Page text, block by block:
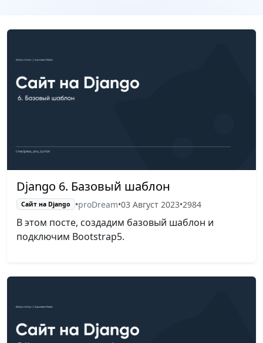
Django 6. Базовый шаблон
Сайт на Django •proDream•03 Август 2023•2984
В этом посте, создадим базовый шаблон и
подключим Bootstrap5.